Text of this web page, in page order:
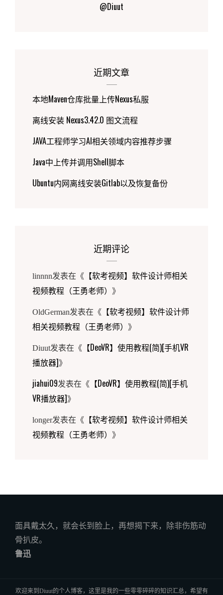
@Diuut
近期文章
本地Maven仓库批量上传Nexus私服
离线安装 Nexus3.42.0 图文流程
JAVA工程师学习AI相关领域内容推荐步骤
Java中上传并调用Shell脚本
Ubuntu内网离线安装Gitlab以及恢复备份
近期评论
linnnn发表在《
【软考视频】软件设计师相关
视频教程（王勇老师）
》
OldGerman发表在《
【软考视频】软件设计师
相关视频教程（王勇老师）
》
Diuut发表在《
【DeoVR】使用教程(简)[手机VR
播放器]》
jiahui09发表在《
【DeoVR】使用教程(简)[手机
VR播放器]》
longer发表在《
【软考视频】软件设计师相关
视频教程（王勇老师）
》
面具戴太久，就会长到脸上，再想揭下来，除非伤筋动
骨扒皮。
鲁迅
欢迎来到Diuut的个人博客，这里是我的一些零零碎碎的知识汇总，希望有